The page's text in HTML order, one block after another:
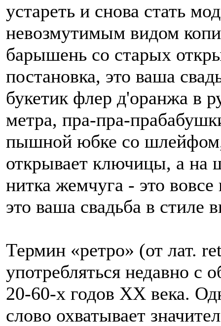
устареть и снова стать
невозмутимым видом
барышень со старых
постановка, это ваша
букетик флер д'оранжа в
метра, пра-пра-
пышной юбке со шлейфом,
открывает ключицы, а на
нитка жемчуга - это
это ваша свадьба в стиле
Термин «ретро» (от лат.
употребляться недавно с
20-60-х годов XX века.
слово охватывает